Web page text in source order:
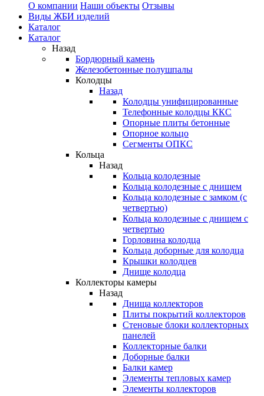
О компании Наши объекты Отзывы
Виды ЖБИ изделий
Каталог
Каталог
Назад
Бордюрный камень
Железобетонные полушпалы
Колодцы
Назад
Колодцы унифицированные
Телефонные колодцы ККС
Опорные плиты бетонные
Опорное кольцо
Сегменты ОПКС
Кольца
Назад
Кольца колодезные
Кольца колодезные с днищем
Кольца колодезные с замком (с
четвертью)
Кольца колодезные с днищем с
четвертью
Горловина колодца
Кольца доборные для колодца
Крышки колодцев
Днище колодца
Коллекторы камеры
Назад
Днища коллекторов
Плиты покрытий коллекторов
Стеновые блоки коллекторных
панелей
Коллекторные балки
Доборные балки
Балки камер
Элементы тепловых камер
Элементы коллекторов